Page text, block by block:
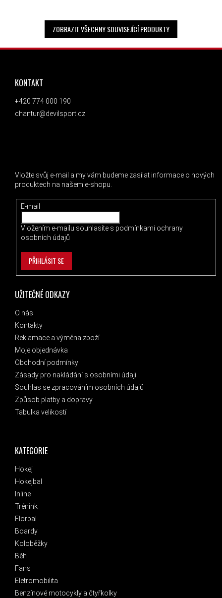
ZOBRAZIT VŠECHNY SOUVISEJÍCÍ PRODUKTY
ZÁPATÍ
KATEGORIE
Hokej
Hokejbal
Inline
Trénink
Florbal
Boardy
Koloběžky
Běh
Fans
Eletromobilita
Benzínové motocykly a čtyřkolky
UŽITEČNÉ ODKAZY
O nás
Kontakty
Reklamace a výměna zboží
Moje objednávka
Obchodní podmínky
Zásady pro nakládání s osobními údaji
Souhlas se zpracováním osobních údajů
Způsob platby a dopravy
Tabulka velikostí
KONTAKT
+420 774 000 190
chantur@devilsport.cz
Vložte svůj e-mail a my vám budeme zasílat informace o nových
produktech na našem e-shopu.
E-mail
Vložením e-mailu souhlasíte s podmínkami ochrany
osobních údajů
PŘIHLÁSIT SE